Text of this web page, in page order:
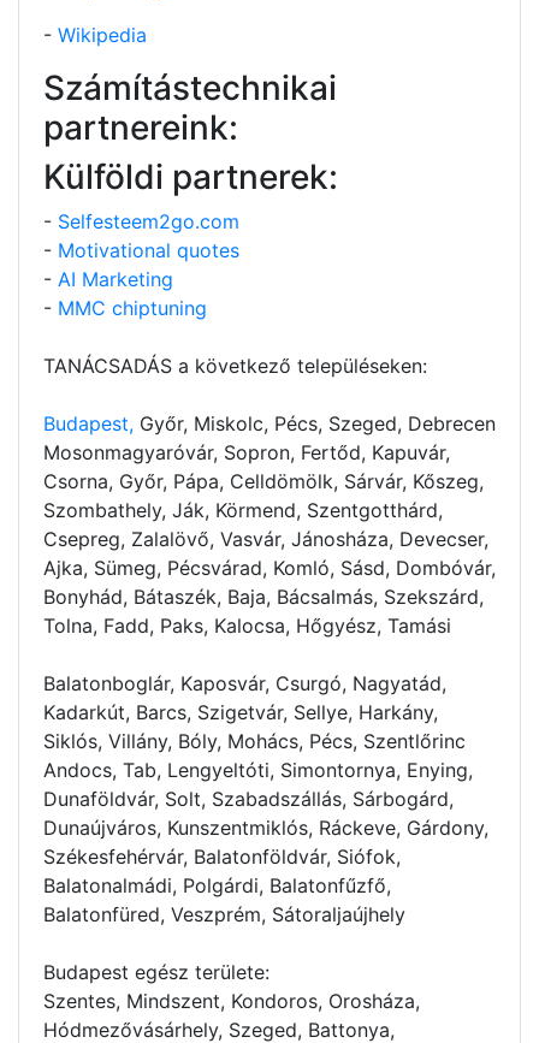
- Wikipedia
Számítástechnikai
partnereink:
Külföldi partnerek:
- Selfesteem2go.com
- Motivational quotes
- AI Marketing
- MMC chiptuning
TANÁCSADÁS a következő településeken:
Budapest, Győr, Miskolc, Pécs, Szeged, Debrecen
Mosonmagyaróvár, Sopron, Fertőd, Kapuvár,
Csorna, Győr, Pápa, Celldömölk, Sárvár, Kőszeg,
Szombathely, Ják, Körmend, Szentgotthárd,
Csepreg, Zalalövő, Vasvár, Jánosháza, Devecser,
Ajka, Sümeg, Pécsvárad, Komló, Sásd, Dombóvár,
Bonyhád, Bátaszék, Baja, Bácsalmás, Szekszárd,
Tolna, Fadd, Paks, Kalocsa, Hőgyész, Tamási
Balatonboglár, Kaposvár, Csurgó, Nagyatád,
Kadarkút, Barcs, Szigetvár, Sellye, Harkány,
Siklós, Villány, Bóly, Mohács, Pécs, Szentlőrinc
Andocs, Tab, Lengyeltóti, Simontornya, Enying,
Dunaföldvár, Solt, Szabadszállás, Sárbogárd,
Dunaújváros, Kunszentmiklós, Ráckeve, Gárdony,
Székesfehérvár, Balatonföldvár, Siófok,
Balatonalmádi, Polgárdi, Balatonfűzfő,
Balatonfüred, Veszprém, Sátoraljaújhely
Budapest egész területe:
Szentes, Mindszent, Kondoros, Orosháza,
Hódmezővásárhely, Szeged, Battonya,